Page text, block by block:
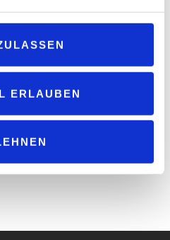
ERLAUBEN
ermöglicht einen noch
per App, aus dem Auto oder
Benelux bei der EG Group,
zunimmt, passt
zur steigenden Nachfrage
zukünftig bequeme
zu können.“